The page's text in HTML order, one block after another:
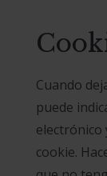
Cuando
puede
electrónico
cookie.